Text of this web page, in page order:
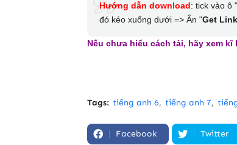
Hướng dẫn download: tick vào ô "
đó kéo xuống dưới => Ấn "Get Link
Nếu chưa hiểu cách tải, hãy xem kĩ
Tags: tiếng anh 6 tiếng anh 7
Facebook Twitter